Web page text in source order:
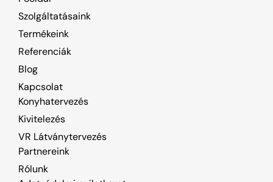
Szolgáltatásaink
Termékeink
Referenciák
Blog
Kapcsolat
Konyhatervezés
Kivitelezés
VR Látványtervezés
Partnereink
Rólunk